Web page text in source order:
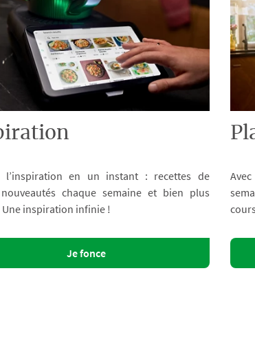
l’inspiration en un instant : recettes de
chaque semaine et bien plus
inspiration infinie !
Je fonce